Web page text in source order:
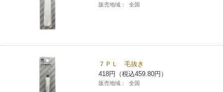
販売地域： 全国
７ＰＬ 毛抜き
418円（税込459.80円）
販売地域： 全国